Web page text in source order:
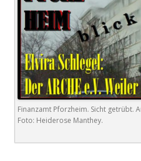
Finanzamt Pforzheim. Sicht getrübt.
Foto: Heiderose Manthey.